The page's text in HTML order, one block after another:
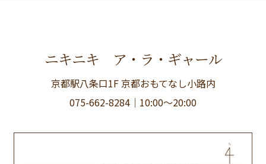
ニキニキ ア・ラ・ギャール
京都駅八条口1F 京都おもてなし小路内
075-662-8284 ｜10:00〜20:00